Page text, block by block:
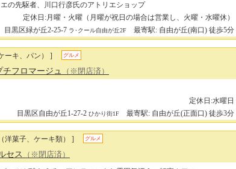
の先駆者、川口行彦氏のアトリエショップ
定休日:月曜・火曜（月曜が祝日の場合は営業し、火曜・水曜休）
目黒区緑が丘2-25-7 ラ･クール自由が丘2F 最寄駅: 自由が丘(南口) 徒歩5分
ーキ、パン） ] グルメ
チフロマージュ （※閉店済）
定休日:水曜日
目黒区自由が丘1-27-2 ひかり街1F 最寄駅: 自由が丘(正面口) 徒歩3分
洋菓子、ケーキ類） ] グルメ
セス
（※閉店済）